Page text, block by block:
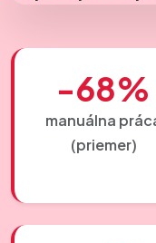
-68%
manuálna
(priemer)